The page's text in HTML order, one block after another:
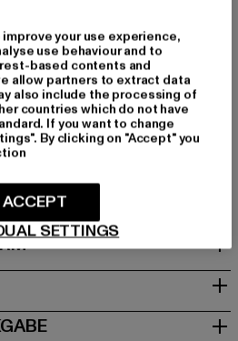
scarlet/black
94% Nylon, 6% Elasthan
Herzogenaurach | DE
your use experience,
use behaviour and to
based contents and
allow partners to extract data
also include the processing of
countries which do not have
If you want to change
By clicking on "Accept" you
SETTINGS
ACCEPT